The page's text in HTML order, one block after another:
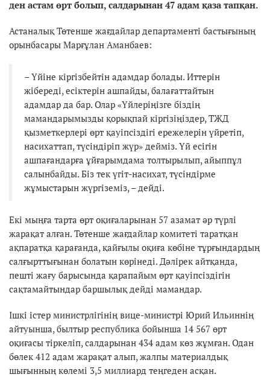
ден астам өрт болып, салдарынан 47 адам қаза тапқан.
Астаналық Төтенше жағдайлар департаменті бастығының
орынбасары Марғұлан Аманбаев:
– Үйіне кіргізбейтін адамдар болады. Иттерін
жібереді, есіктерін ашпайды, балағаттайтын
адамдар да бар. Олар «Үйлеріңізге біздің
мамандарымызды қорықпай кіргізіңіздер, ТЖД
қызметкерлері өрт қауіпсіздігі ережелерін үйретіп,
насихаттап, түсіндіріп жүр» дейміз. Үй есігін
ашпағандарға ұйғарымдама толтырылып, айыппұл
салынбайды. Біз тек үгіт-насихат, түсіндірме
жұмыстарын жүргіземіз, – дейді.
Екі мыңға тарта өрт оқиғаларынан 57 азамат әр түрлі
жарақат алған. Төтенше жағдайлар комитеті таратқан
ақпаратқа қарағанда, қайғылы оқиға көбіне тұрғындардың
салғырттығынан болатын көрінеді. Дәлірек айтқанда,
пешті жағу барысында қарапайым өрт қауіпсіздігін
сақтамайтындар баршылық дейді мамандар.
Ішкі істер министрлігінің вице-министрі Юрий Ильиннің
айтуынша, былтыр республика бойынша 14 567 өрт
оқиғасы тіркеліп, салдарынан 434 адам көз жұмған. Одан
бөлек 412 адам жарақат алып, жалпы материалдық
шығынның көлемі 3,5 миллиард теңгеден асқан.